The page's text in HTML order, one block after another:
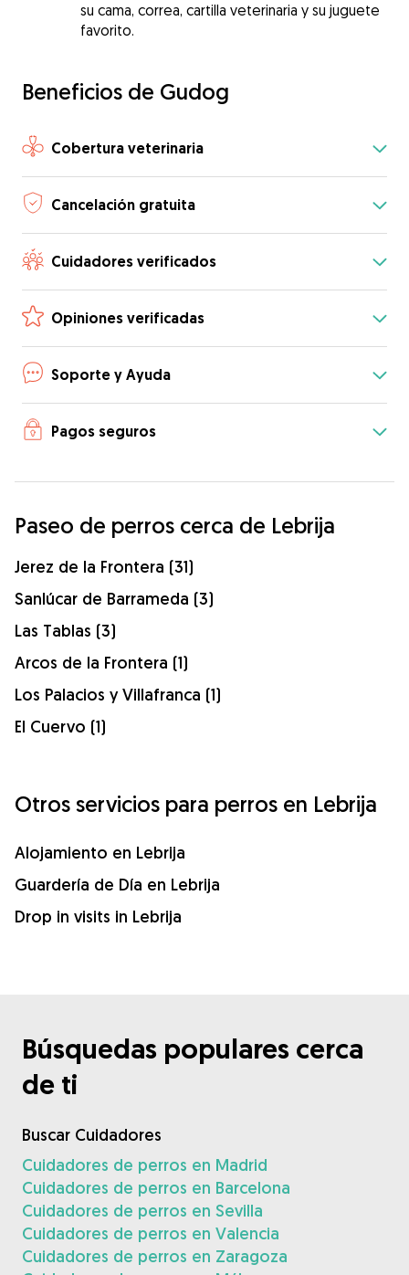
su cama, correa, cartilla veterinaria y su juguete
favorito.
Beneficios de Gudog
Cobertura veterinaria
Cancelación gratuita
Cuidadores verificados
Opiniones verificadas
Soporte y Ayuda
Pagos seguros
Paseo de perros cerca de Lebrija
Jerez de la Frontera (31)
Sanlúcar de Barrameda (3)
Las Tablas (3)
Arcos de la Frontera (1)
Los Palacios y Villafranca (1)
El Cuervo (1)
Otros servicios para perros en Lebrija
Alojamiento en Lebrija
Guardería de Día en Lebrija
Drop in visits in Lebrija
Búsquedas populares cerca
de ti
Buscar Cuidadores
Cuidadores de perros en Madrid
Cuidadores de perros en Barcelona
Cuidadores de perros en Sevilla
Cuidadores de perros en Valencia
Cuidadores de perros en Zaragoza